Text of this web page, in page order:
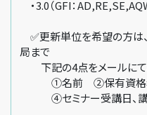
・3.0（GFI：
✅更新単位を希望の方は
局まで
下記の4点をメールにて
①名前 ②保有資格
④セミナー受講日、講